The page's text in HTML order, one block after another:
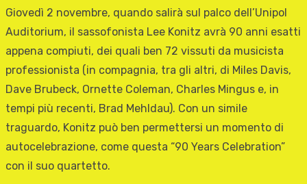
Giovedì 2 novembre, quando salirà sul palco dell’Unipol
Auditorium, il sassofonista Lee Konitz avrà 90 anni esatti
appena compiuti, dei quali ben 72 vissuti da musicista
professionista (in compagnia, tra gli altri, di Miles Davis,
Dave Brubeck, Ornette Coleman, Charles Mingus e, in
tempi più recenti, Brad Mehldau). Con un simile
traguardo, Konitz può ben permettersi un momento di
autocelebrazione, come questa “90 Years Celebration”
con il suo quartetto.